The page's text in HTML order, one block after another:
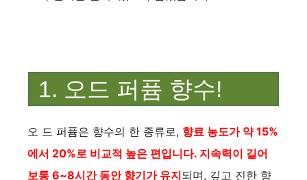
1. 오드 퍼퓸 향수!
오 드 퍼퓸은 향수의 한 종류로, 향료 농도가 약 15%
에서 20%로 비교적 높은 편입니다. 지속력이 길어
보통 6~8시간 동안 향기가 유지되며, 깊고 진한 향